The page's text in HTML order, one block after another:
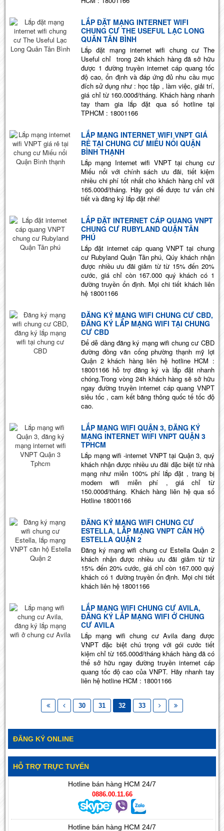
LẮP ĐẶT MẠNG INTERNET WIFI
CHUNG CƯ THE USEFUL LẠC LONG
QUÂN TÂN BÌNH
Lắp đặt mạng internet wifi chung cư The
Useful chỉ trong 24h khách hàng đã sở hữu
được 1 đường truyền internet cáp quang tốc
độ cao, ổn định và đáp ứng đủ nhu cầu mục
đích sử dụng như : học tập , làm việc, giải trí,
giá chỉ từ 160.000đ/tháng. Khách hàng nhanh
tay tham gia lắp đặt qua số hotline tại
TPHCM : 18001166
LẮP MẠNG INTERNET WIFI VNPT GIÁ
RẺ TẠI CHUNG CƯ MIẾU NỔI QUẬN
BÌNH THẠNH
Lắp mạng Internet wifi VNPT tại chung cư
Miếu nổi với chính sách ưu đãi, tiết kiệm
nhiều chi phí tốt nhất cho khách hàng chỉ với
165.000đ/tháng. Hãy gọi để được tư vấn chi
tiết và đăng ký lắp đặt nhé!
LẮP ĐẶT INTERNET CÁP QUANG VNPT
CHUNG CƯ RUBYLAND QUẬN TÂN
PHÚ
Lắp đặt internet cáp quang VNPT tại chung
cư Rubyland Quận Tân phú, Qúy khách nhận
được nhiều ưu đãi giảm từ từ 15% đến 20%
cước, giá chỉ còn 167.000 quý khách có 1
đường truyền ổn định. Mọi chi tiết khách liên
hệ 18001166
ĐĂNG KÝ MẠNG WIFI CHUNG CƯ CBD,
ĐĂNG KÝ LẮP MẠNG WIFI TẠI CHUNG
CƯ CBD
Để dễ dàng đăng ký mạng wifi chung cư CBD
đường đồng văn cống phường thạnh mỹ lợi
Quận 2 khách hàng liên hệ hotline HCM :
18001166 hỗ trợ đăng ký và lắp đặt nhanh
chóng.Trong vòng 24h khách hàng sẽ sở hữu
ngay đường truyền internet cáp quang VNPT
siêu tốc , cam kết băng thông quốc tế tốc độ
cao.
LẮP MẠNG WIFI QUẬN 3, ĐĂNG KÝ
MẠNG INTERNET WIFI VNPT QUẬN 3
TPHCM
Lắp mạng wifi -internet VNPT tại Quận 3, quý
khách nhận được nhiều ưu đãi đặc biệt từ nhà
mạng như miễn 100% phí lắp đặt , trang bị
modem wifi miễn phí , giá chỉ từ
150.000đ/tháng. Khách hàng liên hệ qua số
Hotline 18001166
ĐĂNG KÝ MẠNG WIFI CHUNG CƯ
ESTELLA, LẮP MẠNG VNPT CĂN HỘ
ESTELLA QUẬN 2
Đăng ký mạng wifi chung cư Estella Quận 2
khách nhận được nhiều ưu đãi giảm từ từ
15% đến 20% cước, giá chỉ còn 167.000 quý
khách có 1 đường truyền ổn định. Mọi chi tiết
khách liên hệ 18001166
LẮP MẠNG WIFI CHUNG CƯ AVILA,
ĐĂNG KÝ LẮP MẠNG WIFI Ở CHUNG
CƯ AVILA
Lắp mạng wifi chung cư Avila đang được
VNPT đặc biệt chú trọng với gói cước tiết
kiệm chỉ từ 165.000đ/tháng khách hàng đã có
thể sở hữu ngay đường truyền internet cáp
quang tốc độ cao của VNPT. Hãy nhanh tay
liên hệ hotline HCM : 18001166
30 31 32 33
ĐĂNG KÝ ONLINE
HỖ TRỢ TRỰC TUYẾN
Hotline bán hàng HCM 24/7
0886.00.11.66
Hotline bán hàng HCM 24/7